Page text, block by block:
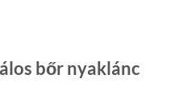
bőr nyaklánc